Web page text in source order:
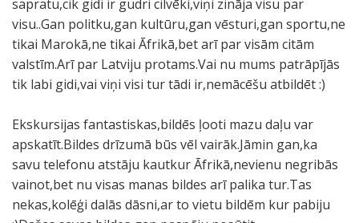
sapratu,cik gidi ir gudri cilvēki,viņi zināja visu par
visu..Gan politku,gan kultūru,gan vēsturi,gan sportu,ne
tikai Marokā,ne tikai Āfrikā,bet arī par visām citām
valstīm.Arī par Latviju protams.Vai nu mums patrāpījās
tik labi gidi,vai viņi visi tur tādi ir,nemācēšu atbildēt :)
Ekskursijas fantastiskas,bildēs ļooti mazu daļu var
apskatīt.Bildes drīzumā būs vēl vairāk.Jāmin gan,ka
savu telefonu atstāju kautkur Āfrikā,nevienu negribās
vainot,bet nu visas manas bildes arī palika tur.Tas
nekas,kolēģi dalās dāsni,ar to vietu bildēm kur pabiju